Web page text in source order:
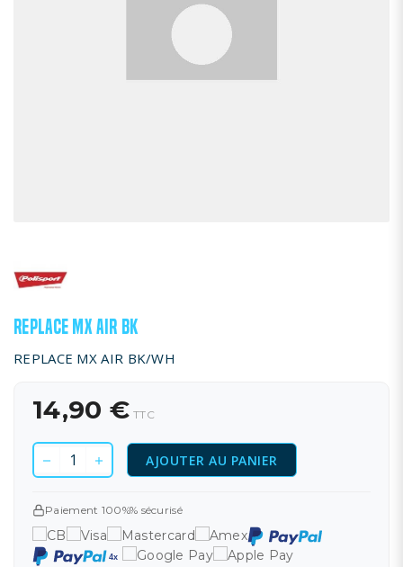
REPLACE MX AIR BK
REPLACE MX AIR BK/WH
14,90 € TTC
AJOUTER AU PANIER
Paiement 100%% sécurisé